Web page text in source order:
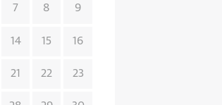
7 8 9
14 15 16
21 22 23